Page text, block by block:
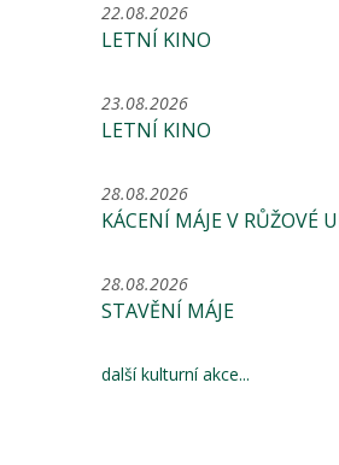
22.08.2026
LETNÍ KINO
23.08.2026
LETNÍ KINO
28.08.2026
KÁCENÍ MÁJE V RŮŽOVÉ
28.08.2026
STAVĚNÍ MÁJE
další kulturní akce...